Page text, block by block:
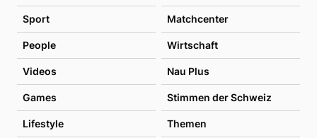
Sport Matchcenter
People Wirtschaft
Videos Nau Plus
Games Stimmen der Schweiz
Lifestyle Themen